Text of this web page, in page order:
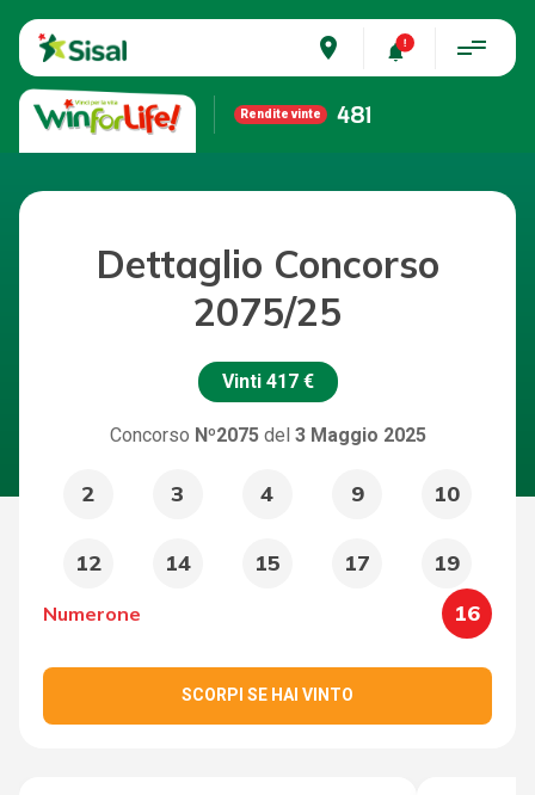
place
Rendite vinte 481
Dettaglio Concorso
2075/25
Vinti 417 €
Concorso Nº2075del 3 Maggio 2025
2 3 4 9 10
12 14 15 17 19
Numerone 16
SCORPI SE HAI VINTO